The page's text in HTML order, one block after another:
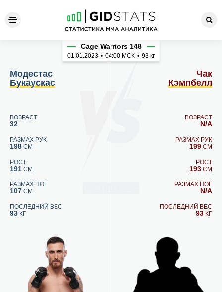
Модестас Букаускас - Чак
Модестас
Букаускас
ВОЗРАСТ
32
РАЗМАХ РУК
198 СМ
РОСТ
191 СМ
РАЗМАХ НОГ
107 СМ
ПОСЛЕДНИЙ ВЕС
93 КГ
Cage Warriors 148
01.01.2023 • 04:00 МСК • 93 кг
Чак
Кэмпбелл
ВОЗРАСТ
N/A
РАЗМАХ РУК
199 СМ
РОСТ
193 СМ
РАЗМАХ НОГ
N/A
ПОСЛЕДНИЙ ВЕС
93 КГ